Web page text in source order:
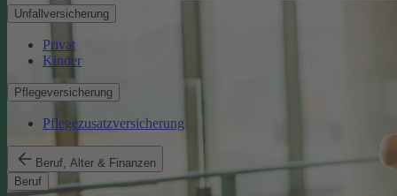
Unfallversicherung
Privat
Kinder
Pflegeversicherung
Pflegezusatzversicherung
Beruf, Alter & Finanzen
Beruf